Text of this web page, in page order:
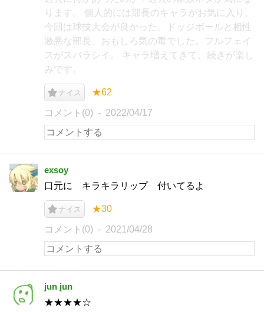
ります。 個人的には部長のキャラがお気に入り。
今回は球技大会が良かった。ドッジボールと相性
激悪な部長、おもしろ気の毒でした。フルフェイ
スがスバラシイ。 キャラ増えてきて、続きが楽し
みです。
ナイス ★62
コメント(0) 2022/04/17
exsoy
口元に キラキラリップ 付いてるよ
ナイス ★30
コメント(0) 2021/04/28
jun jun
★★★★☆